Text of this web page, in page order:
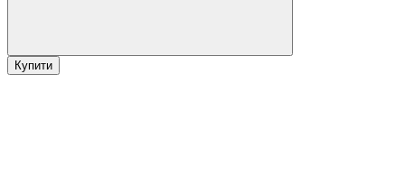
Купити